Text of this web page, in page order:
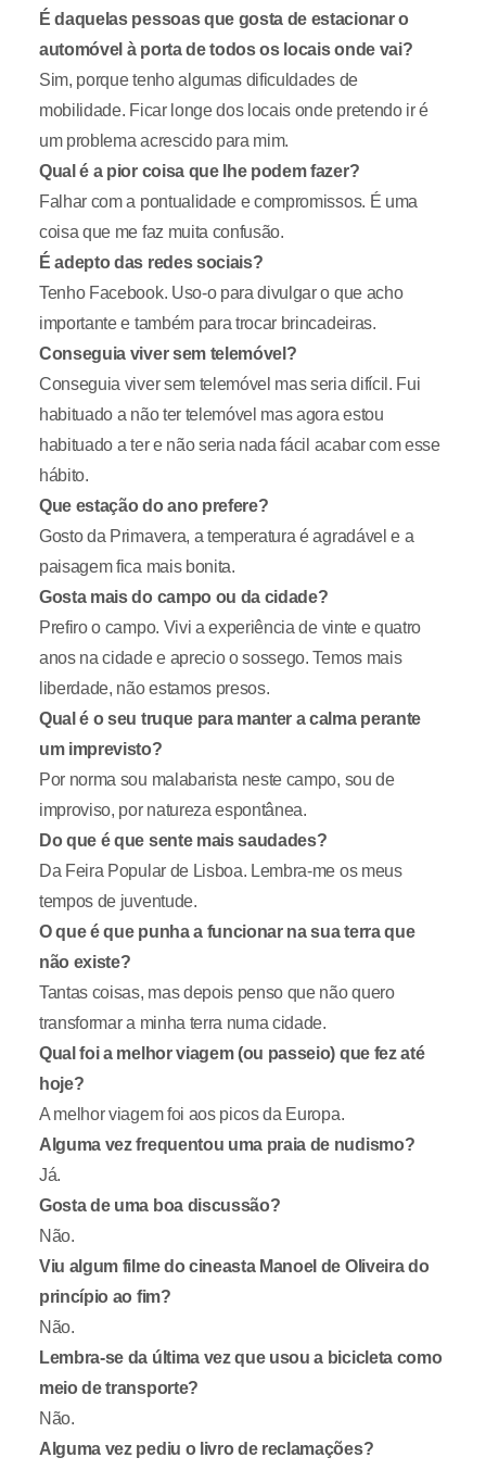
É daquelas pessoas que gosta de estacionar o
automóvel à porta de todos os locais onde vai?
Sim, porque tenho algumas dificuldades de
mobilidade. Ficar longe dos locais onde pretendo ir é
um problema acrescido para mim.
Qual é a pior coisa que lhe podem fazer?
Falhar com a pontualidade e compromissos. É uma
coisa que me faz muita confusão.
É adepto das redes sociais?
Tenho Facebook. Uso-o para divulgar o que acho
importante e também para trocar brincadeiras.
Conseguia viver sem telemóvel?
Conseguia viver sem telemóvel mas seria difícil. Fui
habituado a não ter telemóvel mas agora estou
habituado a ter e não seria nada fácil acabar com esse
hábito.
Que estação do ano prefere?
Gosto da Primavera, a temperatura é agradável e a
paisagem fica mais bonita.
Gosta mais do campo ou da cidade?
Prefiro o campo. Vivi a experiência de vinte e quatro
anos na cidade e aprecio o sossego. Temos mais
liberdade, não estamos presos.
Qual é o seu truque para manter a calma perante
um imprevisto?
Por norma sou malabarista neste campo, sou de
improviso, por natureza espontânea.
Do que é que sente mais saudades?
Da Feira Popular de Lisboa. Lembra-me os meus
tempos de juventude.
O que é que punha a funcionar na sua terra que
não existe?
Tantas coisas, mas depois penso que não quero
transformar a minha terra numa cidade.
Qual foi a melhor viagem (ou passeio) que fez até
hoje?
A melhor viagem foi aos picos da Europa.
Alguma vez frequentou uma praia de nudismo?
Já.
Gosta de uma boa discussão?
Não.
Viu algum filme do cineasta Manoel de Oliveira do
princípio ao fim?
Não.
Lembra-se da última vez que usou a bicicleta como
meio de transporte?
Não.
Alguma vez pediu o livro de reclamações?